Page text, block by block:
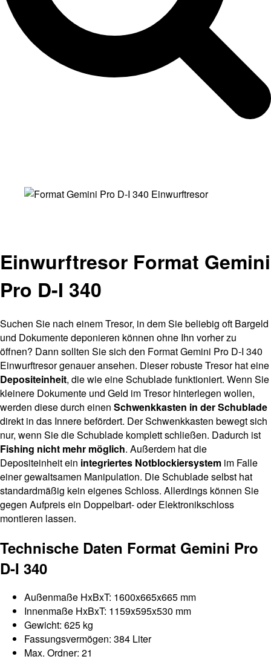
Einwurftresor Format Gemini
Pro D-I 340
Suchen Sie nach einem Tresor, in dem Sie beliebig oft Bargeld
und Dokumente deponieren können ohne Ihn vorher zu
öffnen? Dann sollten Sie sich den Format Gemini Pro D-I 340
Einwurftresor genauer ansehen. Dieser robuste Tresor hat eine
Depositeinheit, die wie eine Schublade funktioniert. Wenn Sie
kleinere Dokumente und Geld im Tresor hinterlegen wollen,
werden diese durch einen Schwenkkasten in der Schublade
direkt in das Innere befördert. Der Schwenkkasten bewegt sich
nur, wenn Sie die Schublade komplett schließen. Dadurch ist
Fishing nicht mehr möglich. Außerdem hat die
Depositeinheit ein integriertes Notblockiersystem im Falle
einer gewaltsamen Manipulation. Die Schublade selbst hat
standardmäßig kein eigenes Schloss. Allerdings können Sie
gegen Aufpreis ein Doppelbart- oder Elektronikschloss
montieren lassen.
Technische Daten Format Gemini Pro
D-I 340
Außenmaße HxBxT: 1600x665x665 mm
Innenmaße HxBxT: 1159x595x530 mm
Gewicht: 625 kg
Fassungsvermögen: 384 Liter
Max. Ordner: 21